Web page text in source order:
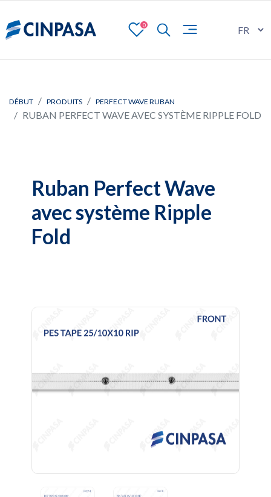
0
DÉBUT PRODUITS PERFECT WAVE RUBAN
RUBAN PERFECT WAVE AVEC SYSTÈME RIPPLE FOLD
Ruban Perfect Wave
avec système Ripple
Fold